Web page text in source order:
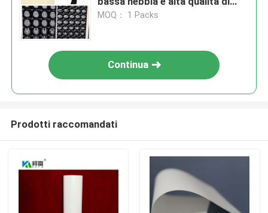
stampa di 150 micron
MOQ： 1 Packs
Continua
Prodotti raccomandati